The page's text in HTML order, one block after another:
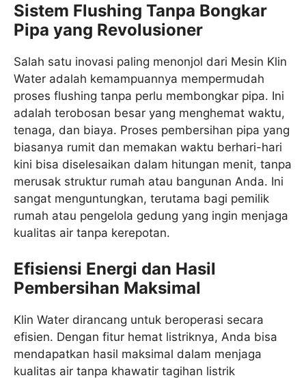
Sistem Flushing Tanpa Bongkar
Pipa yang Revolusioner
Salah satu inovasi paling menonjol dari Mesin Klin
Water adalah kemampuannya mempermudah
proses flushing tanpa perlu membongkar pipa. Ini
adalah terobosan besar yang menghemat waktu,
tenaga, dan biaya. Proses pembersihan pipa yang
biasanya rumit dan memakan waktu berhari-hari
kini bisa diselesaikan dalam hitungan menit, tanpa
merusak struktur rumah atau bangunan Anda. Ini
sangat menguntungkan, terutama bagi pemilik
rumah atau pengelola gedung yang ingin menjaga
kualitas air tanpa kerepotan.
Efisiensi Energi dan Hasil
Pembersihan Maksimal
Klin Water dirancang untuk beroperasi secara
efisien. Dengan fitur hemat listriknya, Anda bisa
mendapatkan hasil maksimal dalam menjaga
kualitas air tanpa khawatir tagihan listrik